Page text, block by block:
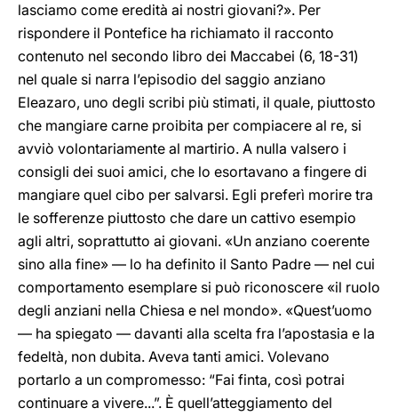
lasciamo come eredità ai nostri giovani?». Per
rispondere il Pontefice ha richiamato il racconto
contenuto nel secondo libro dei Maccabei (6, 18-31)
nel quale si narra l’episodio del saggio anziano
Eleazaro, uno degli scribi più stimati, il quale, piuttosto
che mangiare carne proibita per compiacere al re, si
avviò volontariamente al martirio. A nulla valsero i
consigli dei suoi amici, che lo esortavano a fingere di
mangiare quel cibo per salvarsi. Egli preferì morire tra
le sofferenze piuttosto che dare un cattivo esempio
agli altri, soprattutto ai giovani. «Un anziano coerente
sino alla fine» — lo ha definito il Santo Padre — nel cui
comportamento esemplare si può riconoscere «il ruolo
degli anziani nella Chiesa e nel mondo». «Quest’uomo
— ha spiegato — davanti alla scelta fra l’apostasia e la
fedeltà, non dubita. Aveva tanti amici. Volevano
portarlo a un compromesso: “Fai finta, così potrai
continuare a vivere...”. È quell’atteggiamento del